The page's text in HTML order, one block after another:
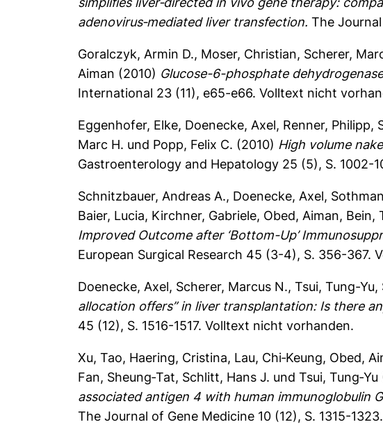
adenovirus‐mediated liver transfection. The
Goralczyk, Armin D., Moser, Christian, Scherer,
Aiman (2010) Glucose-6-phosphate
International 23 (11), e65-e66.Volltext nicht
Eggenhofer, Elke, Doenecke, Axel, Renner, Philipp,
Marc H. und Popp, Felix C. (2010) High volume
Gastroenterology and Hepatology 25 (5), S. 1002-
Schnitzbauer, Andreas A., Doenecke, Axel,
Baier, Lucia, Kirchner, Gabriele, Obed, Aiman, Bein,
Improved Outcome after ‘Bottom-Up’
European Surgical Research 45 (3-4), S. 356-367.
Doenecke, Axel, Scherer, Marcus N.,Tsui, Tung-Yu,
allocation offers” in liver transplantation: Is there
45 (12), S. 1516-1517.Volltext nicht vorhanden.
Xu, Tao, Haering, Cristina, Lau, Chi‐Keung, Obed,
Fan, Sheung‐Tat, Schlitt, Hans J. undTsui, Tung‐Yu
associated antigen 4 with human immunoglobulin
The Journal of Gene Medicine 10 (12), S. 1315-